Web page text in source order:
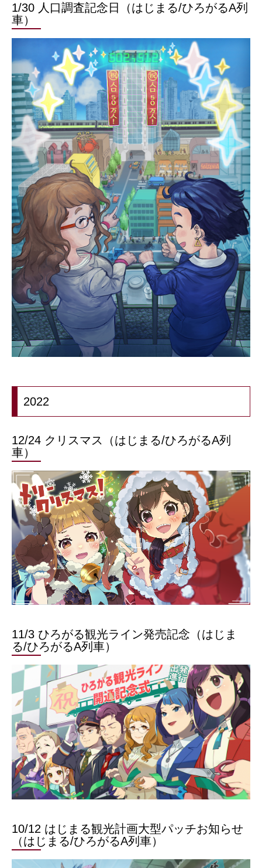
1/30 人口調査記念日（はじまる/ひろがるA列
車）
2022
12/24 クリスマス（はじまる/ひろがるA列
車）
11/3 ひろがる観光ライン発売記念（はじま
る/ひろがるA列車）
10/12 はじまる観光計画大型パッチお知らせ
（はじまる/ひろがるA列車）